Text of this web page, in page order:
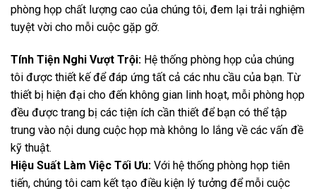
phòng họp chất lượng cao của chúng tôi, đem lại trải nghiệm
tuyệt vời cho mỗi cuộc gặp gỡ.
Tính Tiện Nghi Vượt Trội: Hệ thống phòng họp của chúng
tôi được thiết kế để đáp ứng tất cả các nhu cầu của bạn. Từ
thiết bị hiện đại cho đến không gian linh hoạt, mỗi phòng họp
đều được trang bị các tiện ích cần thiết để bạn có thể tập
trung vào nội dung cuộc họp mà không lo lắng về các vấn đề
kỹ thuật.
Hiệu Suất Làm Việc Tối Ưu: Với hệ thống phòng họp tiên
tiến, chúng tôi cam kết tạo điều kiện lý tưởng để mỗi cuộc